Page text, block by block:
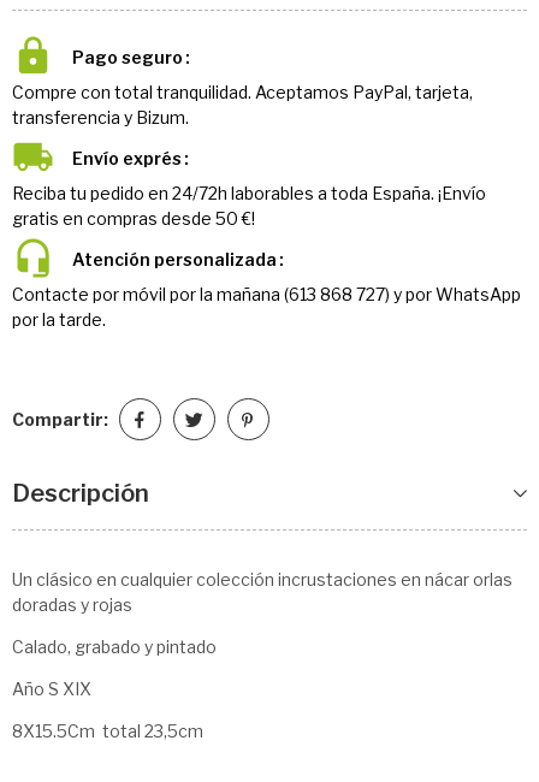
Pago seguro
Compre con total tranquilidad. Aceptamos PayPal, tarjeta,
transferencia y Bizum.
Envío exprés
Reciba tu pedido en 24/72h laborables a toda España. ¡Envío
gratis en compras desde 50 €!
Atención personalizada
Contacte por móvil por la mañana (613 868 727) y por WhatsApp
por la tarde.
Compartir:
Descripción
Un clásico en cualquier colección incrustaciones en nácar orlas
doradas y rojas
Calado, grabado y pintado
Año S XIX
8X15.5Cm total 23,5cm